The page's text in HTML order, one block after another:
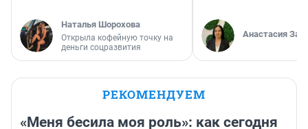
Наталья Шорохова
Открыла кофейную точку на
деньги соцразвития
Анастасия
РЕКОМЕНДУЕМ
«Меня бесила моя роль»: как сегодня